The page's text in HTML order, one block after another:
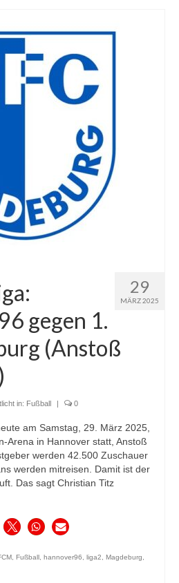
29
MÄRZ 2025
gegen 1.
(Anstoß
in: Fußball | 0
am Samstag, 29. März 2025,
Arena in Hannover statt, Anstoß
werden 42.500 Zuschauer
werden mitreisen. Damit ist der
Das sagt Christian Titz
Fußball hannover96 liga2 Magdeburg